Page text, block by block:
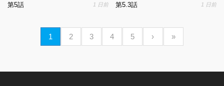
第5話 1 日前 第5.3話 1 日前
1 2 3 4 5 › »